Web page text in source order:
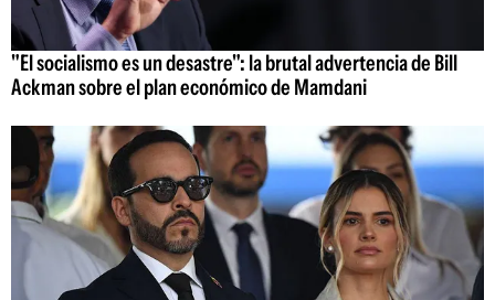
"El socialismo es un desastre": la brutal advertencia de Bill
Ackman sobre el plan económico de Mamdani